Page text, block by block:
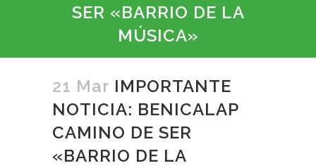
SER «BARRIO DE LA
MÚSICA»
21 Mar IMPORTANTE
NOTICIA: BENICALAP
CAMINO DE SER
«BARRIO DE LA